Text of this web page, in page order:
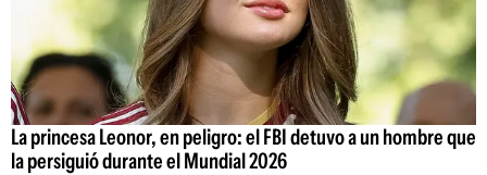
La princesa Leonor, en peligro: el FBI detuvo a un hombre que
la persiguió durante el Mundial 2026